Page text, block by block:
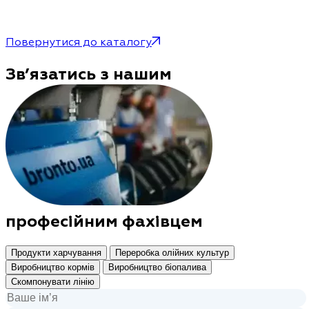
Повернутися до каталогу
Зв’язатись з нашим
професійним фахівцем
Продукти харчування
Переробка олійних культур
Виробництво кормів
Виробництво біопалива
Скомпонувати лінію